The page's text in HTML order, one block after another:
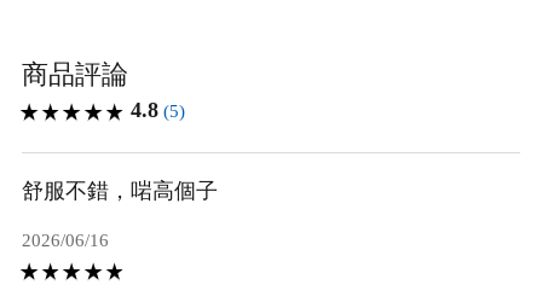
商品評論
4.8 (5)
舒服不錯，啱高個子
2026/06/16